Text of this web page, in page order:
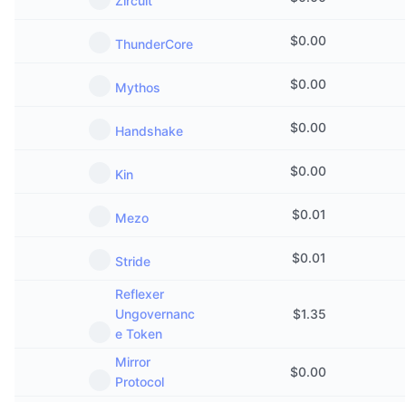
ThunderCore $0.00
Mythos $0.00
Handshake $0.00
Kin $0.00
Mezo $0.01
Stride $0.01
Reflexer
Ungovernanc
e Token
$1.35
Mirror
Protocol
$0.00